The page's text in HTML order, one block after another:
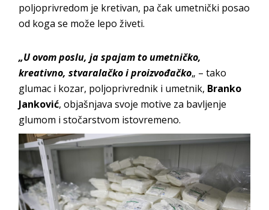
poljoprivredom je kretivan, pa čak umetnički posao
od koga se može lepo živeti.
„U ovom poslu, ja spajam to umetničko,
kreativno, stvaralačko i proizvođačko„ – tako
glumac i kozar, poljoprivrednik i umetnik, Branko
Janković, objašnjava svoje motive za bavljenje
glumom i stočarstvom istovremeno.